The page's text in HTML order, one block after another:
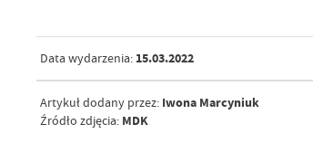
Data wydarzenia: 15.03.2022
Artykuł dodany przez: Iwona Marcyniuk
Źródło zdjęcia: MDK